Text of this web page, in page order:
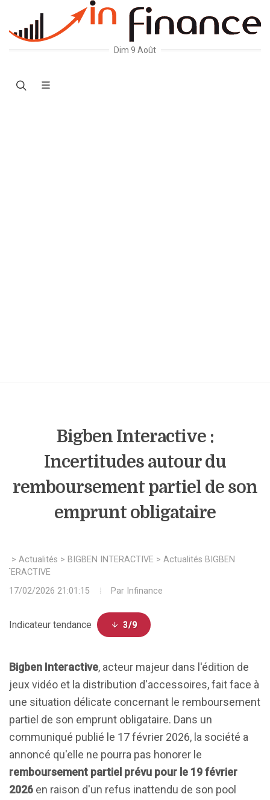
Dim 9 Août
Bigben Interactive :
Incertitudes autour du
remboursement partiel de son
emprunt obligataire
> Actualités > BIGBEN INTERACTIVE > Actualités BIGBEN
17/02/2026 21:01:15
Par Infinance
Indicateur tendance 3/9
Bigben Interactive, acteur majeur dans l'édition de
jeux vidéo et la distribution d'accessoires, fait face à
une situation délicate concernant le remboursement
partiel de son emprunt obligataire. Dans un
communiqué publié le 17 février 2026, la société a
annoncé qu'elle ne pourra pas honorer le
remboursement partiel prévu pour le 19 février
2026 en raison d'un refus inattendu de son pool